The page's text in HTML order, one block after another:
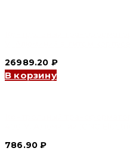
26989.20 ₽
В корзину
786.90₽